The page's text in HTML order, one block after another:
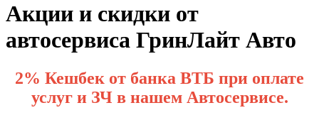
Акции и скидки от
автосервиса ГринЛайт Авто
2% Кешбек от банка ВТБ при оплате
услуг и ЗЧ в нашем Автосервисе.